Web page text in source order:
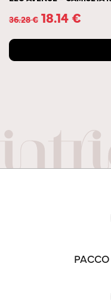
36.28€ 18.14€